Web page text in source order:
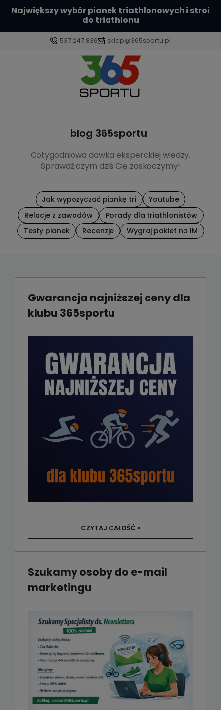
Największy wybór pianek triathlonowych i stroi
do triathlonu
537 247 836 sklep@365sportu.pl
Zaloguj się
Wybierz coś dla siebie z naszej aktualnej oferty lub
blog 365sportu
Cotygodniowa dawka eksperckiej wiedzy.
Sprawdź czym dziś Cię zaskoczymy!
Jak wypożyczać piankę tri
Youtube
Relacje z zawodów
Porady dla triathlonistów
Testy pianek
Recenzje Wygraj pakiet na IM
Gwarancja najniższej ceny dla
klubu 365sportu
CZYTAJ CAŁOŚĆ »
Szukamy osoby do e-mail
marketingu